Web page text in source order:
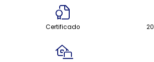
Certificado